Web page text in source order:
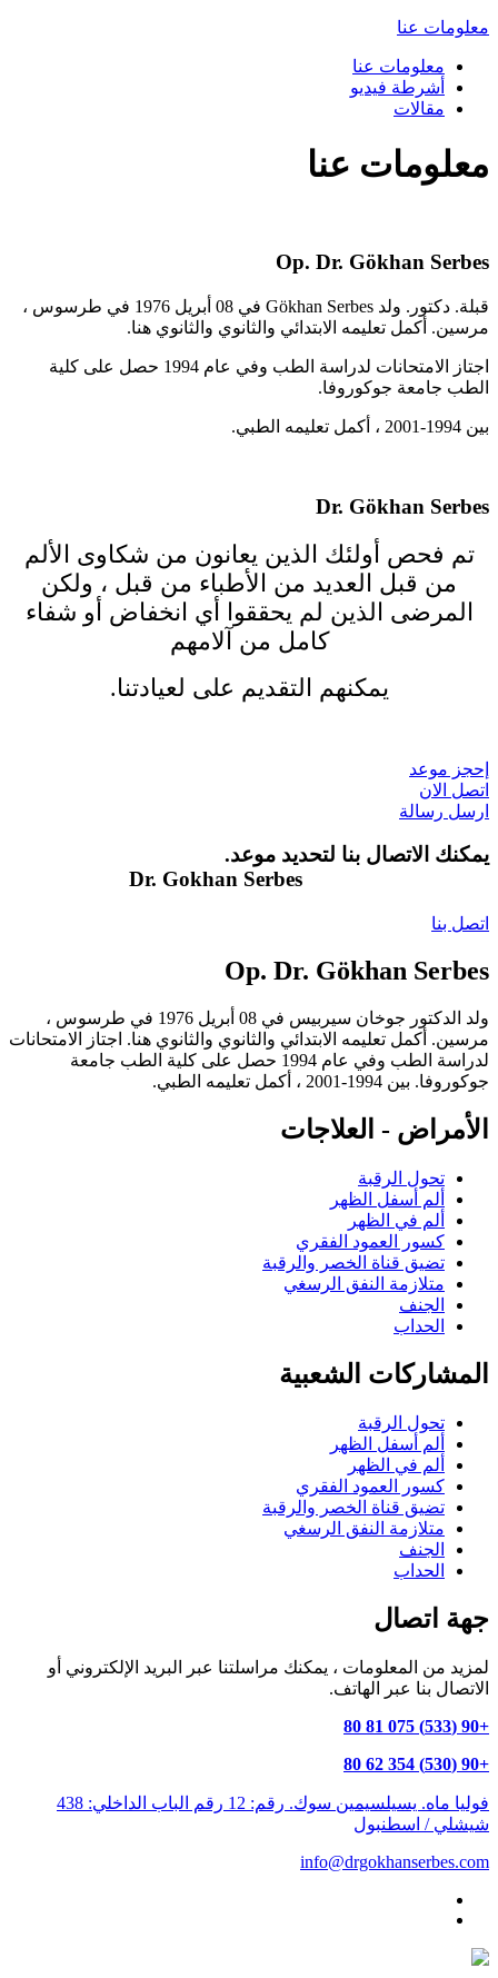
معلومات عنا
معلومات عنا
أشرطة فيديو
مقالات
معلومات عنا
Op. Dr. Gökhan Serbes
قبلة. دكتور. ولد Gökhan Serbes في 08 أبريل 1976 في طرسوس ،
مرسين. أكمل تعليمه الابتدائي والثانوي والثانوي هنا.
اجتاز الامتحانات لدراسة الطب وفي عام 1994 حصل على كلية
الطب جامعة جوكوروفا.
بين 1994-2001 ، أكمل تعليمه الطبي.
Dr. Gökhan Serbes
تم فحص أولئك الذين يعانون من شكاوى الألم
من قبل العديد من الأطباء من قبل ، ولكن
المرضى الذين لم يحققوا أي انخفاض أو شفاء
كامل من آلامهم
يمكنهم التقديم على لعيادتنا.
إحجز موعد
اتصل الان
ارسل رسالة
يمكنك الاتصال بنا لتحديد موعد.
Dr. Gokhan Serbes
اتصل بنا
Op. Dr. Gökhan Serbes
ولد الدكتور جوخان سيربيس في 08 أبريل 1976 في طرسوس ،
مرسين. أكمل تعليمه الابتدائي والثانوي والثانوي هنا. اجتاز الامتحانات
لدراسة الطب وفي عام 1994 حصل على كلية الطب جامعة
جوكوروفا. بين 1994-2001 ، أكمل تعليمه الطبي.
الأمراض - العلاجات
تحول الرقبة
ألم أسفل الظهر
ألم في الظهر
كسور العمود الفقري
تضيق قناة الخصر والرقبة
متلازمة النفق الرسغي
الجنف
الحداب
المشاركات الشعبية
تحول الرقبة
ألم أسفل الظهر
ألم في الظهر
كسور العمود الفقري
تضيق قناة الخصر والرقبة
متلازمة النفق الرسغي
الجنف
الحداب
جهة اتصال
لمزيد من المعلومات ، يمكنك مراسلتنا عبر البريد الإلكتروني أو
الاتصال بنا عبر الهاتف.
+90 (533) 075 81 80
+90 (530) 354 62 80
فوليا ماه. يسيلسيمين سوك. رقم: 12 رقم الباب الداخلي: 438
شيشلي / اسطنبول
info@drgokhanserbes.com